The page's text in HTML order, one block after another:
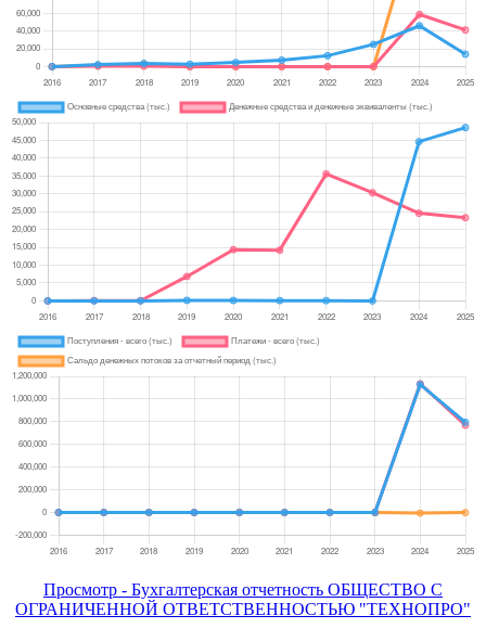
Просмотр - Бухгалтерская отчетность ОБЩЕСТВО С
ОГРАНИЧЕННОЙ ОТВЕТСТВЕННОСТЬЮ "ТЕХНОПРО"